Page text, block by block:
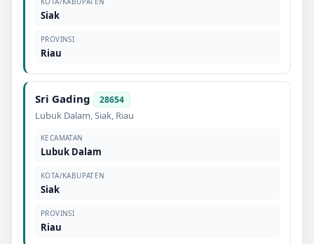
Siak
PROVINSI
Riau
Sri Gading 28654
Lubuk Dalam,Siak, Riau
KECAMATAN
Lubuk Dalam
KOTA/KABUPATEN
Siak
PROVINSI
Riau